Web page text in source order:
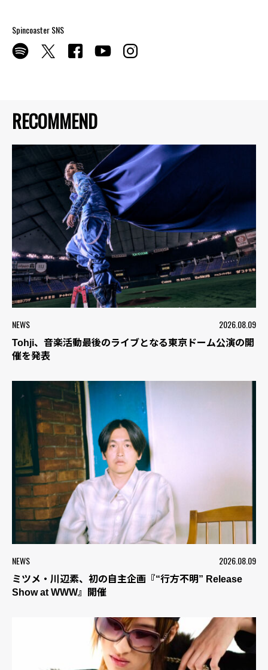
RECOMMEND
NEWS 2026.08.09
Tohji、音楽活動最後のライブとなる東京ドーム公演の開
催を発表
NEWS 2026.08.09
ミツメ・川辺素、初の自主企画『“行方不明” Release
Show at WWW』開催
Spincoaster SNS